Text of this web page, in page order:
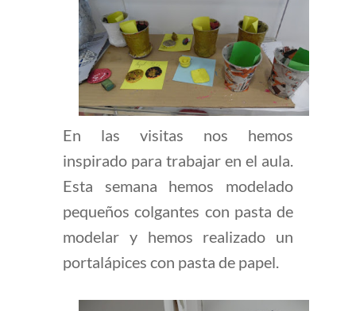
En las visitas nos hemos
inspirado para trabajar en el aula.
Esta semana hemos modelado
pequeños colgantes con pasta de
modelar y hemos realizado un
portalápices con pasta de papel.